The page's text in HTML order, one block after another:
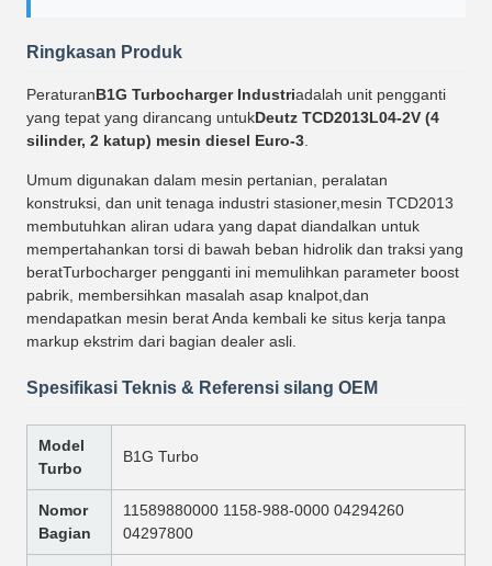
Ringkasan Produk
PeraturanB1G Turbocharger Industriadalah unit pengganti
yang tepat yang dirancang untukDeutz TCD2013L04-2V (4
silinder, 2 katup) mesin diesel Euro-3.
Umum digunakan dalam mesin pertanian, peralatan
konstruksi, dan unit tenaga industri stasioner,mesin TCD2013
membutuhkan aliran udara yang dapat diandalkan untuk
mempertahankan torsi di bawah beban hidrolik dan traksi yang
beratTurbocharger pengganti ini memulihkan parameter boost
pabrik, membersihkan masalah asap knalpot,dan
mendapatkan mesin berat Anda kembali ke situs kerja tanpa
markup ekstrim dari bagian dealer asli.
Spesifikasi Teknis & Referensi silang OEM
Model
Turbo
B1G Turbo
Nomor
Bagian
11589880000 1158-988-0000 04294260
04297800